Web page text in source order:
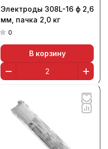
Электроды 308L-16 ф 2,6
мм, пачка 2,0 кг
0
В корзину